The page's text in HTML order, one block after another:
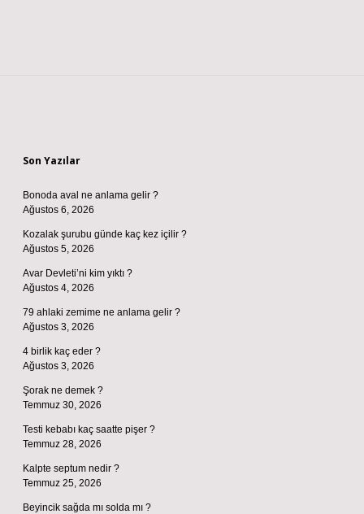
Son Yazılar
Bonoda aval ne anlama gelir ?
Ağustos 6, 2026
Kozalak şurubu günde kaç kez içilir ?
Ağustos 5, 2026
Avar Devleti’ni kim yıktı ?
Ağustos 4, 2026
79 ahlaki zemime ne anlama gelir ?
Ağustos 3, 2026
4 birlik kaç eder ?
Ağustos 3, 2026
Şorak ne demek ?
Temmuz 30, 2026
Testi kebabı kaç saatte pişer ?
Temmuz 28, 2026
Kalpte septum nedir ?
Temmuz 25, 2026
Beyincik sağda mı solda mı ?